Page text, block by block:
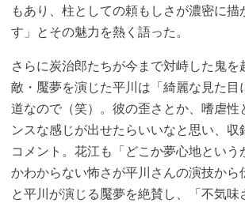
もあり、柱としての頼もしさが濃密に描
す」とその魅力を熱く語った。
さらに炭治郎たちが今まで対峙した鬼
敵・魘夢を演じた平川は「綺麗な見た目
道なので（笑）。彼の歪さとか、嗜虐性
ンスな感じが出せたらいいなと思い、収
コメント。花江も「どこか夢心地とい
かわからない怖さが平川さんの演技から
と平川が演じる魘夢を絶賛し、「不気味